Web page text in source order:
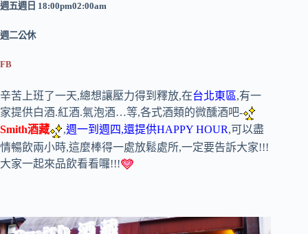
週五週日 18:00pm02:00am
週二公休
FB
辛苦上班了一天,總想讓壓力得到釋放,在台北東區,有一
家提供白酒.紅酒.氣泡酒…等,各式酒類的微醺酒吧-
Smith酒藏
,週一到週四,還提供HAPPY HOUR,可以盡
情暢飲兩小時,這麼棒得一處放鬆處所,一定要告訴大家!!!
大家一起來品飲看看囉!!!